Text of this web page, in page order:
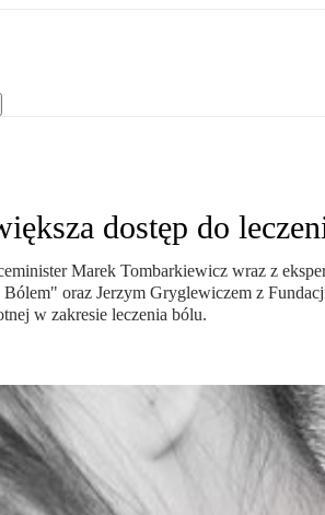
dostęp do
Marek Tombarkiewicz wraz z
oraz Jerzym Gryglewiczem z
w zakresie leczenia bólu.